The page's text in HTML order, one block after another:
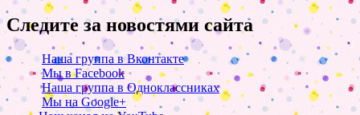
Следите за новостями сайта
Наша группа в Вконтакте
Мы в Facebook
Наша группа в Одноклассниках
Мы на Google+